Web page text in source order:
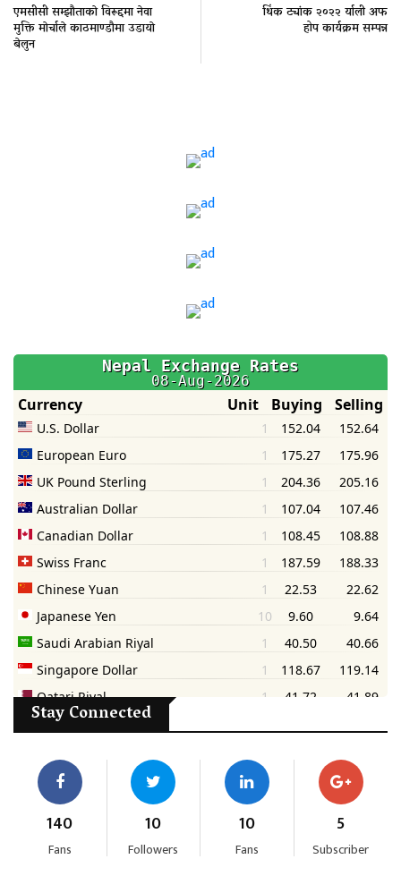
एमसीसी सम्झाैताकाे विरूद्दमा नेवा
मुक्ति माेर्चाले काठमाण्डाैमा उडायाे
बेलुन
थिंक ट्यांक २०२२ र्याली अफ
होप कार्यक्रम सम्पन्न
Stay Connected
140
Fans
10
Followers
10
Fans
5
Subscriber